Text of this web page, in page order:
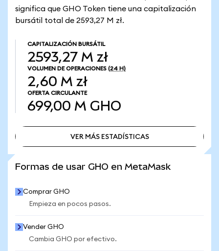
significa que GHO Token tiene una capitalización
bursátil total de 2593,27 M zł.
CAPITALIZACIÓN BURSÁTIL
2593,27 M zł
VOLUMEN DE OPERACIONES (24 H)
2,60 M zł
OFERTA CIRCULANTE
699,00 M GHO
VER MÁS ESTADÍSTICAS
Formas de usar GHO en MetaMask
Comprar GHO
Empieza en pocos pasos.
Vender GHO
Cambia GHO por efectivo.